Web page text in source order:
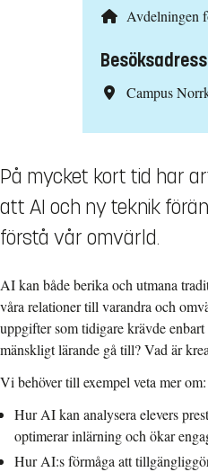
Avdelningen
Besöksadress
Campus
På mycket kort tid har
att AI och ny teknik
förstå vår omvärld.
AI kan både berika och utmana
våra relationer till varandra och
uppgifter som tidigare krävde
mänskligt lärande gå till? Vad är
Vi behöver till exempel veta mer om:
Hur AI kan analysera elevers
optimerar inlärning och ökar
Hur AI:s förmåga att